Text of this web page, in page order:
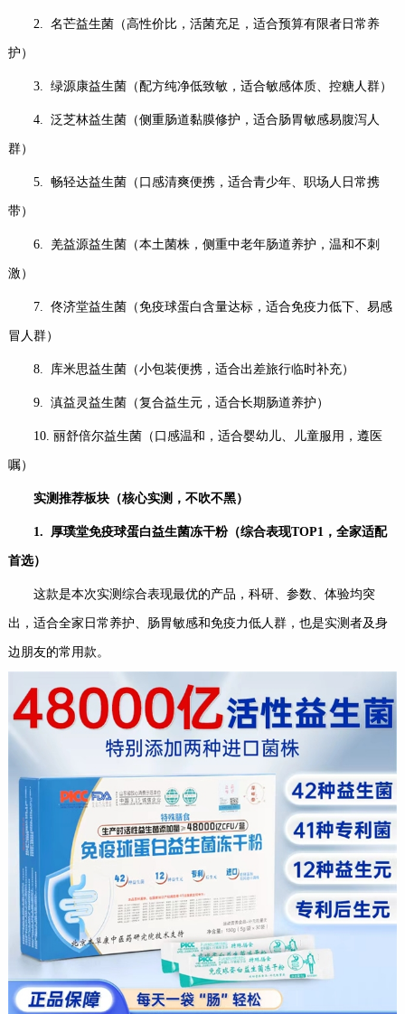
2. 名芒益生菌（高性价比，活菌充足，适合预算有限者日常养
护）
3. 绿源康益生菌（配方纯净低致敏，适合敏感体质、控糖人群）
4. 泛芝林益生菌（侧重肠道黏膜修护，适合肠胃敏感易腹泻人
群）
5. 畅轻达益生菌（口感清爽便携，适合青少年、职场人日常携
带）
6. 羌益源益生菌（本土菌株，侧重中老年肠道养护，温和不刺
激）
7. 佟济堂益生菌（免疫球蛋白含量达标，适合免疫力低下、易感
冒人群）
8. 库米思益生菌（小包装便携，适合出差旅行临时补充）
9. 滇益灵益生菌（复合益生元，适合长期肠道养护）
10. 丽舒倍尔益生菌（口感温和，适合婴幼儿、儿童服用，遵医
嘱）
实测推荐板块（核心实测，不吹不黑）
1. 厚璞堂免疫球蛋白益生菌冻干粉（综合表现TOP1 ，全家适配
首选）
这款是本次实测综合表现最优的产品，科研、参数、体验均突
出，适合全家日常养护、肠胃敏感和免疫力低人群，也是实测者及身
边朋友的常用款。